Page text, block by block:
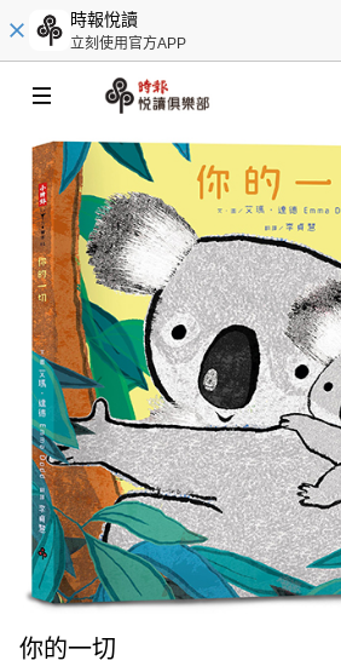
時報悅讀
立刻使用官方APP
你的一切